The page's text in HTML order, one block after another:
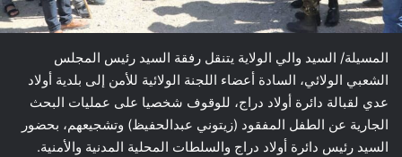
المسيلة/ السيد والي الولاية يتنقل رفقة السيد رئيس المجلس
الشعبي الولائي، السادة أعضاء اللجنة الولائية للأمن إلى بلدية أولاد
عدي لقبالة دائرة أولاد دراج، للوقوف شخصيا على عمليات البحث
الجارية عن الطفل المفقود (زيتوني عبدالحفيظ) وتشجيعهم، بحضور
السيد رئيس دائرة أولاد دراج والسلطات المحلية المدنية والأمنية.